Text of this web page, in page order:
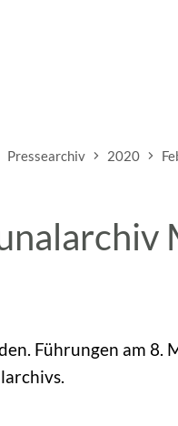
Pressearchiv 2020
Führungen am 8.